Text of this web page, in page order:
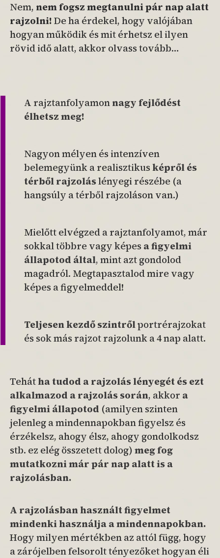
Nem, nem fogsz megtanulni pár nap alatt
rajzolni!De ha érdekel, hogy valójában
hogyan működik és mit érhetsz el ilyen
rövid idő alatt, akkor olvass tovább…
A rajztanfolyamonnagy fejlődést
élhetsz meg!
Nagyon mélyen és intenzíven
belemegyünk a realisztikusképről és
térből rajzoláslényegi részébe (a
hangsúly a térből rajzoláson van.)
Mielőtt elvégzed a rajztanfolyamot, már
sokkal többre vagy képesa figyelmi
állapotod által,mint azt gondolod
magadról. Megtapasztalod mire vagy
képes a figyelmeddel!
Teljesen kezdő szintrőlportrérajzokat
és sok más rajzot rajzolunk a 4 nap alatt.
Tehátha tudod a rajzolás lényegét és ezt
alkalmazod a rajzolás során, akkor a
figyelmi állapotod (amilyen szinten
jelenleg a mindennapokban figyelsz és
érzékelsz, ahogy élsz, ahogy gondolkodsz
stb. ez elég összetett dolog)meg fog
mutatkozni már pár nap alatt is a
rajzolásban.
A rajzolásban használt figyelmet
mindenki használja a mindennapokban.
Hogy milyen mértékben az attól függ, hogy
a zárójelben felsorolt tényezőket hogyan éli